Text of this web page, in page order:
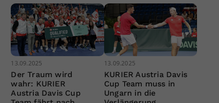
13.09.2025
Der Traum wird
wahr: KURIER
Austria Davis Cup
13.09.2025
KURIER Austria Davis
Cup Team muss in
Ungarn in die